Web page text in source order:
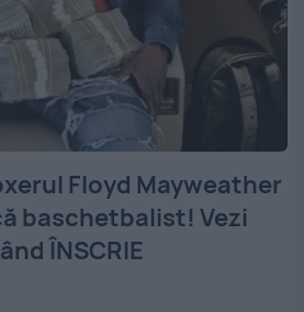
Floyd Mayweather
baschetbalist! Vezi
ÎNSCRIE